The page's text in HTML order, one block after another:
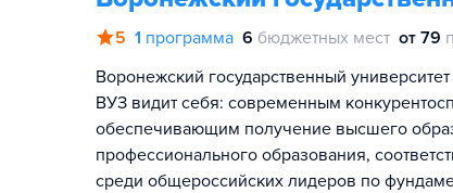
5 1 программа 6 бюджетных мест от 79
Воронежский государственный
ВУЗ видит себя: современным
обеспечивающим получение высшего
профессионального образования,
среди общероссийских лидеров по